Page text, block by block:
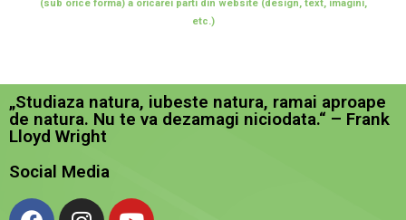
(sub orice forma) a oricarei parti din website (design, text, imagini,
etc.)
„Studiaza natura, iubeste natura, ramai aproape
de natura. Nu te va dezamagi niciodata.“ – Frank
Lloyd Wright
Social Media